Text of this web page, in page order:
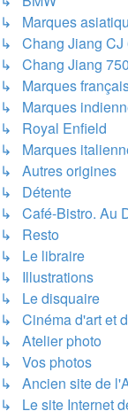
↳ Marques
↳ Chang Jiang CJ
↳ Chang Jiang 750
↳ Marques
↳ Marques
↳ Royal Enfield
↳ Marques
↳ Autres origines
↳ Détente
↳ Café-Bistro. Au
↳ Resto
↳ Le libraire
↳ Illustrations
↳ Le disquaire
↳ Cinéma d'art et
↳ Atelier photo
↳ Vos photos
↳ Ancien site de
↳ Le site Internet